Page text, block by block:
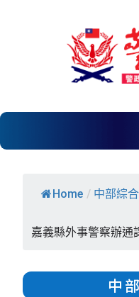
Home / 中部綜
嘉義縣外事警察辦通
中